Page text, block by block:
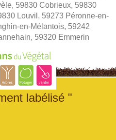
59830 Cobrieux, 59830
Louvil, 59273 Péronne-en-
en-Mélantois, 59242
59320 Emmerin
labélisé "